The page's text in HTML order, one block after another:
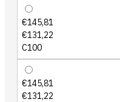
€145,81
€131,22
C100
€145,81
€131,22